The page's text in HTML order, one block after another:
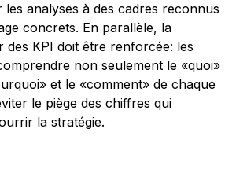
les analyses à des cadres reconnus
concrets. En parallèle, la
des KPI doit être renforcée: les
non seulement le «quoi»
et le «comment» de chaque
le piège des chiffres qui
la stratégie.